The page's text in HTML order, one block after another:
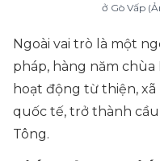
ở Gò Vấp
Ngoài vai trò là một
pháp, hàng năm
hoạt động từ thiện, xã
quốc tế, trở thành cầu
Tông.